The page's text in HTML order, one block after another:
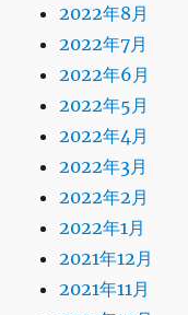
2022年8月
2022年7月
2022年6月
2022年5月
2022年4月
2022年3月
2022年2月
2022年1月
2021年12月
2021年11月